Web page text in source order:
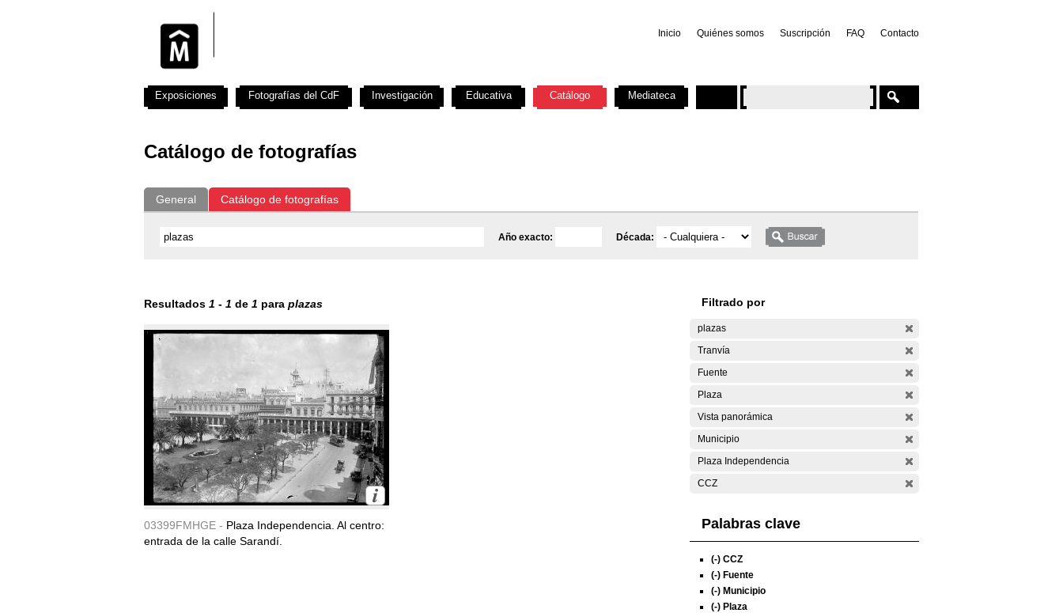
Inicio Quiénes somos Suscripción FAQ Contacto
Catálogo de fotografías
General Catálogo de fotografías
Año exacto: Década:
Resultados 1 - 1 de 1 para plazas
03399FMHGE - Plaza Independencia. Al centro:
entrada de la calle Sarandí.
Filtrado por
plazas
Tranvía
Fuente
Plaza
Vista panorámica
Municipio
Plaza Independencia
CCZ
Palabras clave
(-) CCZ
(-) Fuente
(-) Municipio
(-) Plaza
Exposiciones Fotografías del CdF Investigación Educativa Catálogo Mediateca